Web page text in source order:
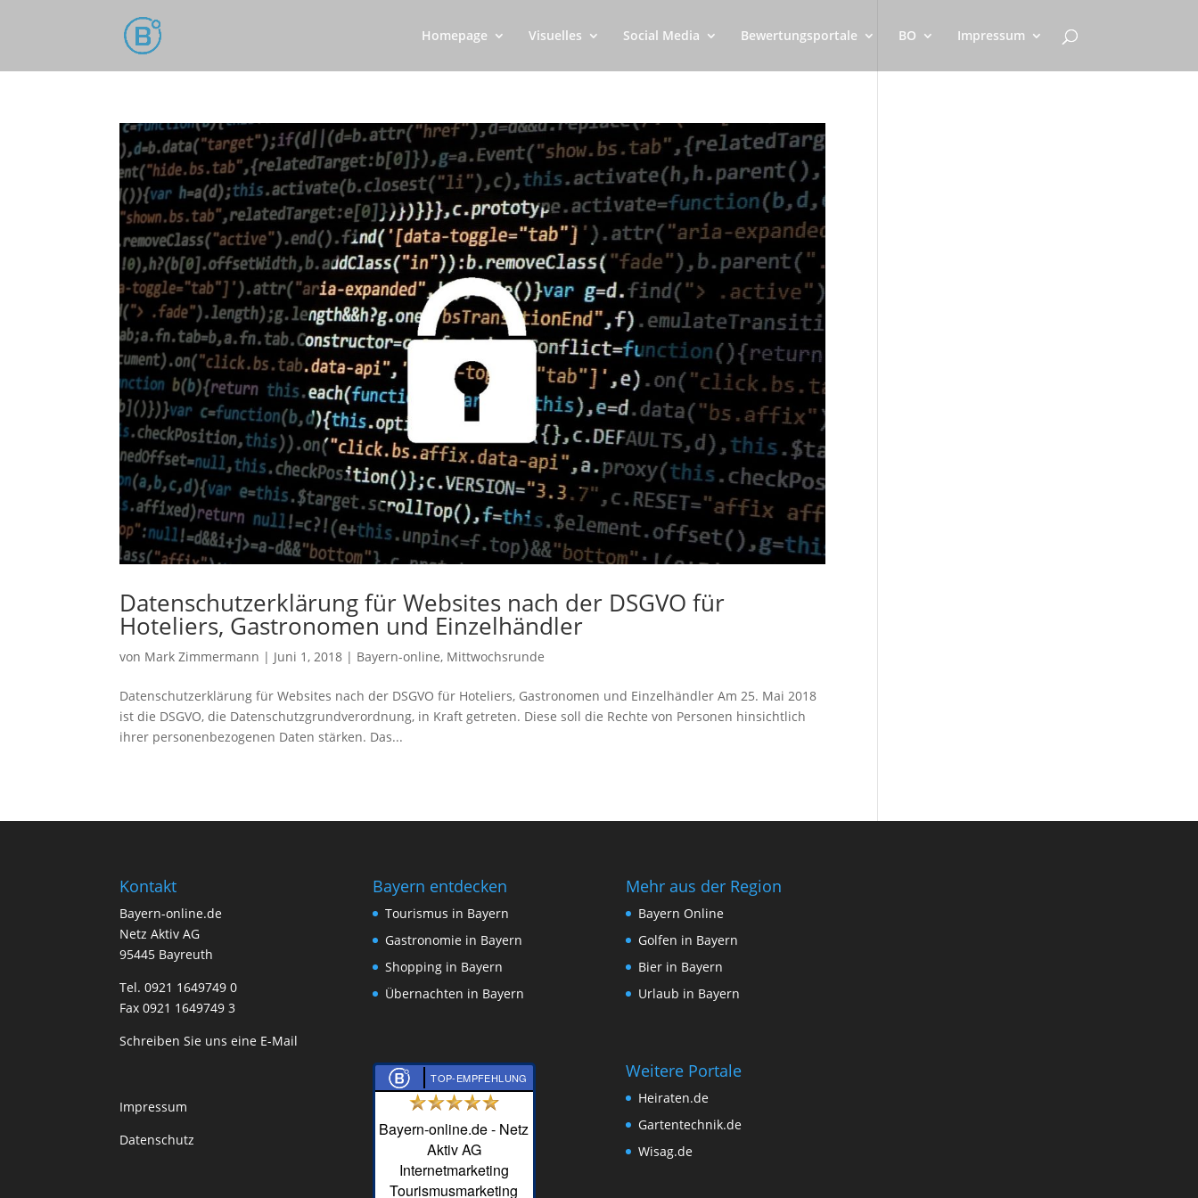
Homepage Visuelles Social Media Bewertungsportale BO Impressum
Datenschutzerklärung für Websites nach der DSGVO für
Hoteliers, Gastronomen und Einzelhändler
von Mark Zimmermann | Juni 1, 2018 | Bayern-online, Mittwochsrunde
Datenschutzerklärung für Websites nach der DSGVO für Hoteliers, Gastronomen und Einzelhändler Am 25. Mai 2018
ist die DSGVO, die Datenschutzgrundverordnung, in Kraft getreten. Diese soll die Rechte von Personen hinsichtlich
ihrer personenbezogenen Daten stärken. Das...
Kontakt
Bayern-online.de
Netz Aktiv AG
95445 Bayreuth
Tel. 0921 1649749 0
Fax 0921 1649749 3
Schreiben Sie uns eine E-Mail
Impressum
Datenschutz
Bayern entdecken
Tourismus in Bayern
Gastronomie in Bayern
Shopping in Bayern
Übernachten in Bayern
TOP-EMPFEHLUNG
Bayern-online.de - Netz
Aktiv AG
Internetmarketing
Tourismusmarketing
Mehr aus der Region
Bayern Online
Golfen in Bayern
Bier in Bayern
Urlaub in Bayern
Weitere Portale
Heiraten.de
Gartentechnik.de
Wisag.de